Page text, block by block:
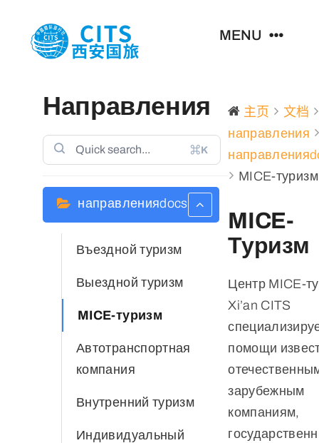
MENU
主营业务
新闻资讯
关于我们
Направления
⌘K
направленияdocs
Въездной туризм
Выездной туризм
MICE-туризм
Автотранспортная
компания
Внутренний туризм
Индивидуальный
主页
文档
направления
MICE-туризм
MICE-
Туризм
Центр MICE-
Xi’an CITS
помощи
зарубежным
компаниям,